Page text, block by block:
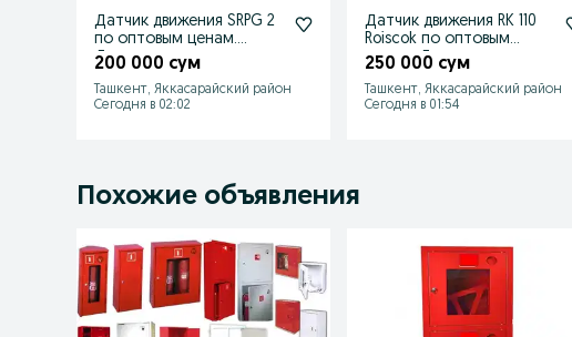
Датчик движения SRPG 2
по оптовым ценам.
Доставка
200 000 сум
Ташкент, Яккасарайский район
Сегодня в 02:02
Датчик движения RK 110
Roiscok по оптовым
ценам. Доставка
250 000 сум
Ташкент, Яккасарайский район
Сегодня в 01:54
Похожие объявления